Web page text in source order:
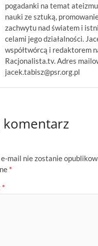
pogadanki na temat
nauki ze sztuką,
zachwytu nad światem i
celami jego działalności.
współtwórcą i redaktorem
Racjonalista.tv. Adres
jacek.tabisz@psr.org.pl
komentarz
mail nie zostanie
*
*